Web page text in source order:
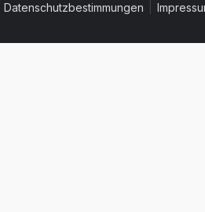
Datenschutzbestimmungen